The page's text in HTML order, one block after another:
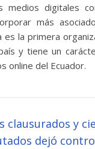
medios digitales
más
es la primera
y tiene un
online del Ecuador.
clausurados y
dejó